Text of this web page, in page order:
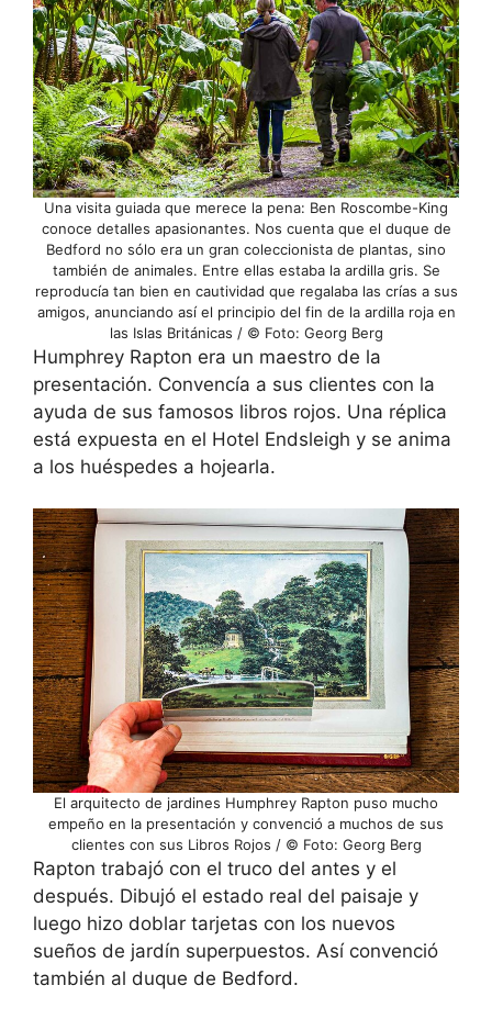
Una visita guiada que merece la pena: Ben Roscombe-King
conoce detalles apasionantes. Nos cuenta que el duque de
Bedford no sólo era un gran coleccionista de plantas, sino
también de animales. Entre ellas estaba la ardilla gris. Se
reproducía tan bien en cautividad que regalaba las crías a sus
amigos, anunciando así el principio del fin de la ardilla roja en
las Islas Británicas / © Foto: Georg Berg
Humphrey Rapton era un maestro de la
presentación. Convencía a sus clientes con la
ayuda de sus famosos libros rojos. Una réplica
está expuesta en el Hotel Endsleigh y se anima
a los huéspedes a hojearla.
El arquitecto de jardines Humphrey Rapton puso mucho
empeño en la presentación y convenció a muchos de sus
clientes con sus Libros Rojos / © Foto: Georg Berg
Rapton trabajó con el truco del antes y el
después. Dibujó el estado real del paisaje y
luego hizo doblar tarjetas con los nuevos
sueños de jardín superpuestos. Así convenció
también al duque de Bedford.